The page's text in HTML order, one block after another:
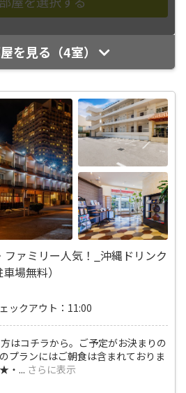
を見る（4室）
ファミリー人気！_沖縄ドリンク
場無料）
ックアウト：11:00
はコチラから。ご予定がお決まりの
プランにはご朝食は含まれておりま
・ ... さらに表示